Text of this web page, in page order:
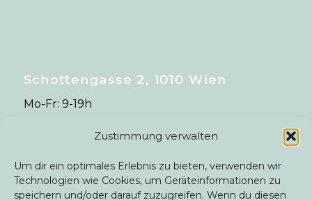
Zustimmung verwalten
Um dir ein optimales Erlebnis zu bieten, verwenden wir
Technologien wie Cookies, um Geräteinformationen zu
speichern und/oder darauf zuzugreifen. Wenn du diesen
Schottengasse 2, 1010 Wien
Mo-Fr: 9-19h
+4315357557